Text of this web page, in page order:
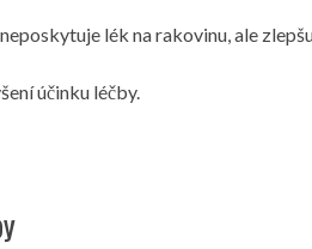
lék na rakovinu, ale
účinku léčby.